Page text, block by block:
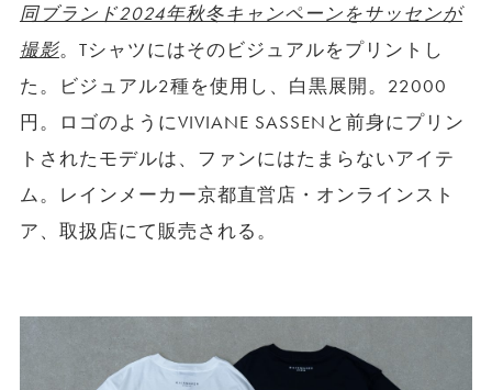
同ブランド2024年秋冬キャンペーンをサッセンが
撮影。Tシャツにはそのビジュアルをプリントし
た。ビジュアル2種を使用し、白黒展開。22000
円。ロゴのようにVIVIANE SASSENと前身にプリン
トされたモデルは、ファンにはたまらないアイテ
ム。レインメーカー京都直営店・オンラインスト
ア、取扱店にて販売される。